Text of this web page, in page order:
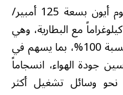
وتعمل الدراجات ببطاريات ليثيوم أيون بسعة 125 أمبير/
ساعة، فيما يبلغ وزنها نحو 315 كيلوغراماً مع البطارية، وهي
مصممة لتكون صديقة للبيئة بنسبة 100%، بما يسهم في
جودة الهواء، انسجاماً
وسائل تشغيل أكثر